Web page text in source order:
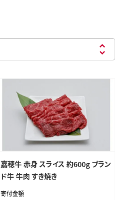
嘉穂牛 赤身 スライス 約600g ブラン
ド牛 牛肉 すき焼き
寄付金額